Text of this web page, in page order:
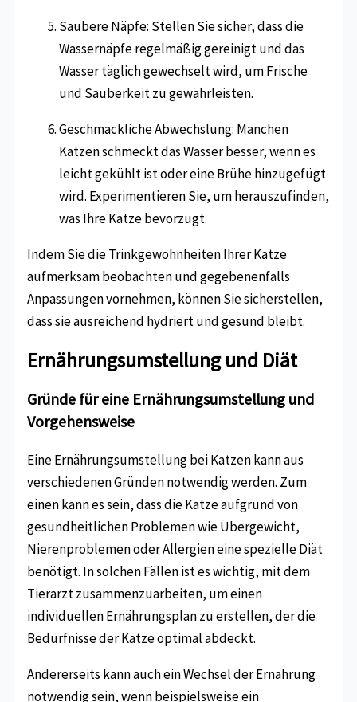
Saubere Näpfe: Stellen Sie sicher, dass die
Wassernäpfe regelmäßig gereinigt und das
Wasser täglich gewechselt wird, um Frische
und Sauberkeit zu gewährleisten.
Geschmackliche Abwechslung: Manchen
Katzen schmeckt das Wasser besser, wenn es
leicht gekühlt ist oder eine Brühe hinzugefügt
wird. Experimentieren Sie, um herauszufinden,
was Ihre Katze bevorzugt.
Indem Sie die Trinkgewohnheiten Ihrer Katze
aufmerksam beobachten und gegebenenfalls
Anpassungen vornehmen, können Sie sicherstellen,
dass sie ausreichend hydriert und gesund bleibt.
Ernährungsumstellung und Diät
Gründe für eine Ernährungsumstellung und
Vorgehensweise
Eine Ernährungsumstellung bei Katzen kann aus
verschiedenen Gründen notwendig werden. Zum
einen kann es sein, dass die Katze aufgrund von
gesundheitlichen Problemen wie Übergewicht,
Nierenproblemen oder Allergien eine spezielle Diät
benötigt. In solchen Fällen ist es wichtig, mit dem
Tierarzt zusammenzuarbeiten, um einen
individuellen Ernährungsplan zu erstellen, der die
Bedürfnisse der Katze optimal abdeckt.
Andererseits kann auch ein Wechsel der Ernährung
notwendig sein, wenn beispielsweise ein